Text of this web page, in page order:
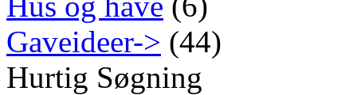
Gaveideer-> (44)
Hurtig Søgning